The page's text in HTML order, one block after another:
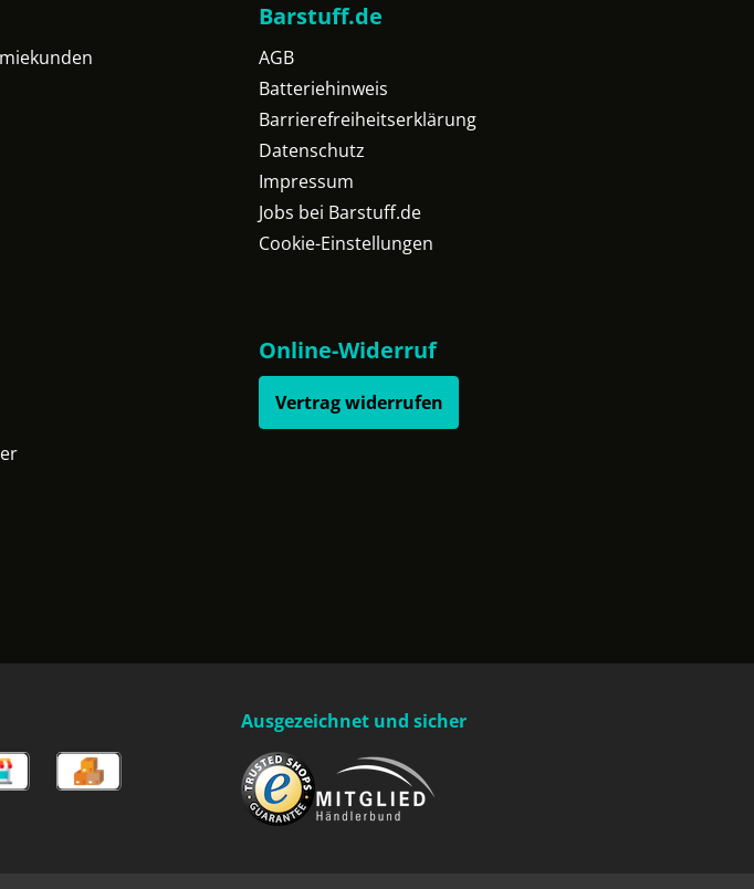
Barstuff.de
AGB
Batteriehinweis
Barrierefreiheitserklärung
Datenschutz
Impressum
Jobs bei Barstuff.de
Cookie-Einstellungen
Online-Widerruf
Vertrag widerrufen
Ausgezeichnet und sicher